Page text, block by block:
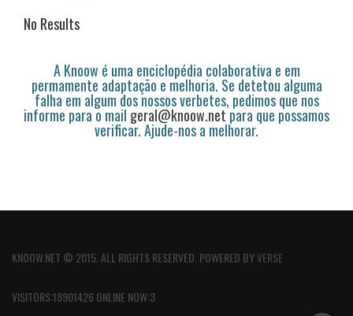
No Results
A Knoow é uma enciclopédia colaborativa e em
permamente adaptação e melhoria. Se detetou alguma
falha em algum dos nossos verbetes, pedimos que nos
informe para o mail geral@knoow.netpara que possamos
verificar. Ajude-nos a melhorar.
KNOOW.NET © 2015. ALL RIGHTS RESERVED. POWERED BYVERSE
VISITORS:18901426 ONLINE NOW:3